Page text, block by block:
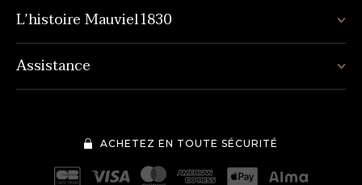
L’histoire Mauviel1830
Assistance
ACHETEZ EN TOUTE SÉCURITÉ